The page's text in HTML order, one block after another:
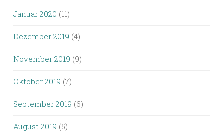
Januar 2020 (11)
Dezember 2019 (4)
November 2019 (9)
Oktober 2019 (7)
September 2019 (6)
August 2019 (5)